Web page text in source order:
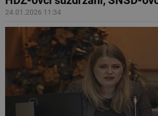
24.01.2026 11:34